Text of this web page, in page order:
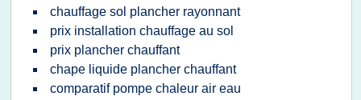
chauffage sol plancher rayonnant
prix installation chauffage au sol
prix plancher chauffant
chape liquide plancher chauffant
comparatif pompe chaleur air eau